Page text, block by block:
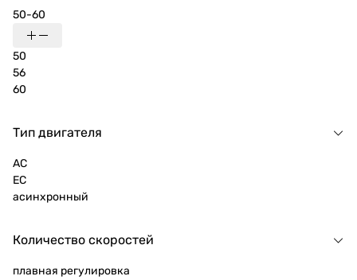
50-60
50
56
60
Тип двигателя
AC
EC
асинхронный
Количество скоростей
плавная регулировка